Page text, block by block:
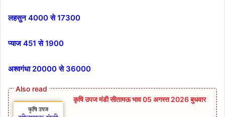
लहसुन 4000 से 17300
प्याज 451 से 1900
अश्वगंधा 20000 से 36000
कृषि उपज मंडी सीतामऊ भाव 05 अगस्त 2026 बुधवार